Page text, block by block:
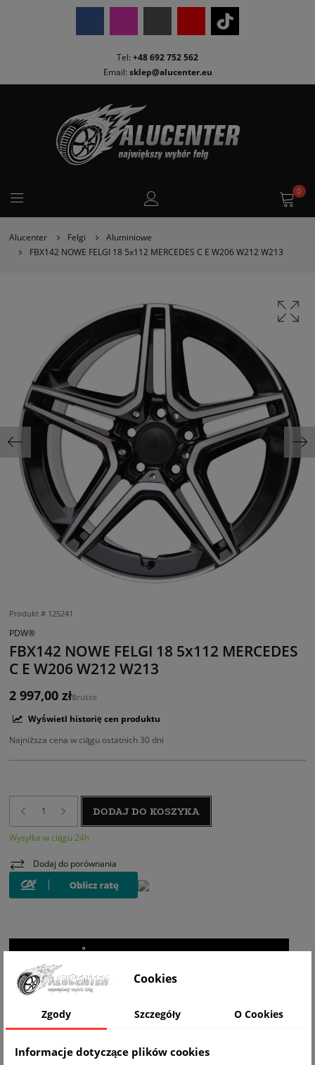
Tel: +48 692 752 562
Email: sklep@alucenter.eu
0
Alucenter Felgi
Aluminiowe
FBX142 NOWE FELGI 18 5x112 MERCEDES C E W206 W212 W213
Produkt # 125241
PDW®
FBX142 NOWE FELGI 18 5x112 MERCEDES
C E W206 W212 W213
2 997,00 złBrutto
Wyświetl historię cen produktu
Najniższa cena w ciągu ostatnich 30 dni
DODAJ DO KOSZYKA
Wysyłka w ciągu 24h
Dodaj do porównania
Cookies
Zgody Szczegóły O Cookies
Informacje dotyczące plików cookies